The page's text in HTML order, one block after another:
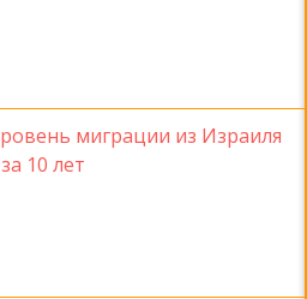
миграции из Израиля
10 лет